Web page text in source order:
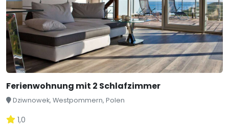
Ferienwohnung mit 2 Schlafzimmer
Dziwnowek, Westpommern, Polen
1,0